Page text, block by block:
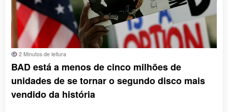
2 Minutos de leitura
BAD está a menos de cinco milhões de
unidades de se tornar o segundo disco mais
vendido da história